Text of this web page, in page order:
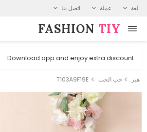
لغة عملة اتصل بنا
FASHION⁠ TIY
Download app and enjoy extra discount
هير حب الحب T103A9F19E